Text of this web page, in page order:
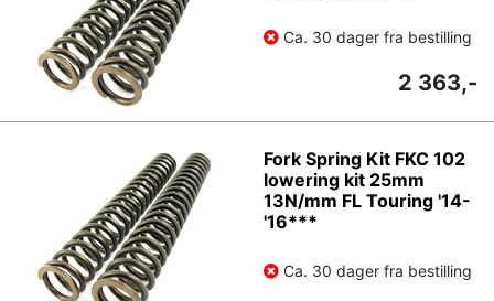
Ca. 30 dager fra bestilling
2 363,-
Fork Spring Kit FKC 102
lowering kit 25mm
13N/mm FL Touring '14-
'16***
Ca. 30 dager fra bestilling